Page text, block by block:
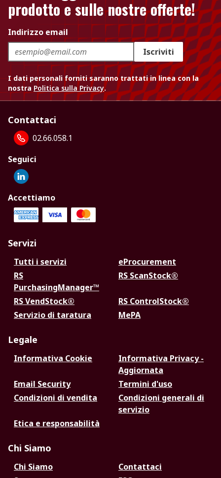
prodotto e sulle nostre offerte!
Indirizzo email
Iscriviti
I dati personali forniti saranno trattati in linea con la
nostra Politica sulla Privacy.
Contattaci
02.66.058.1
Seguici
Accettiamo
Servizi
Tutti i servizi
eProcurement
RS
PurchasingManager™
RS ScanStock®
RS VendStock®
RS ControlStock®
Servizio di taratura
MePA
Legale
Informativa Cookie
Informativa Privacy -
Aggiornata
Email Security
Termini d'uso
Condizioni di vendita
Condizioni generali di
servizio
Etica e responsabilità
Chi Siamo
Chi Siamo
Contattaci